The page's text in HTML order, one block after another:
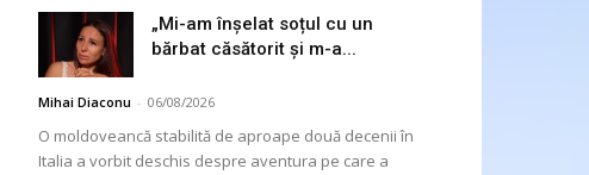
„Mi-am înșelat soțul cu un
bărbat căsătorit și m-a...
Mihai Diaconu - 06/08/2026
O moldoveancă stabilită de aproape două decenii în
Italia a vorbit deschis despre aventura pe care a